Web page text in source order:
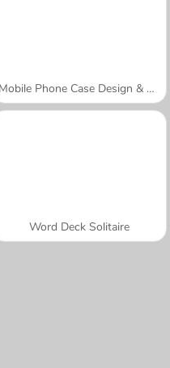
Mobile Phone Case Design & DIY
Word Deck Solitaire